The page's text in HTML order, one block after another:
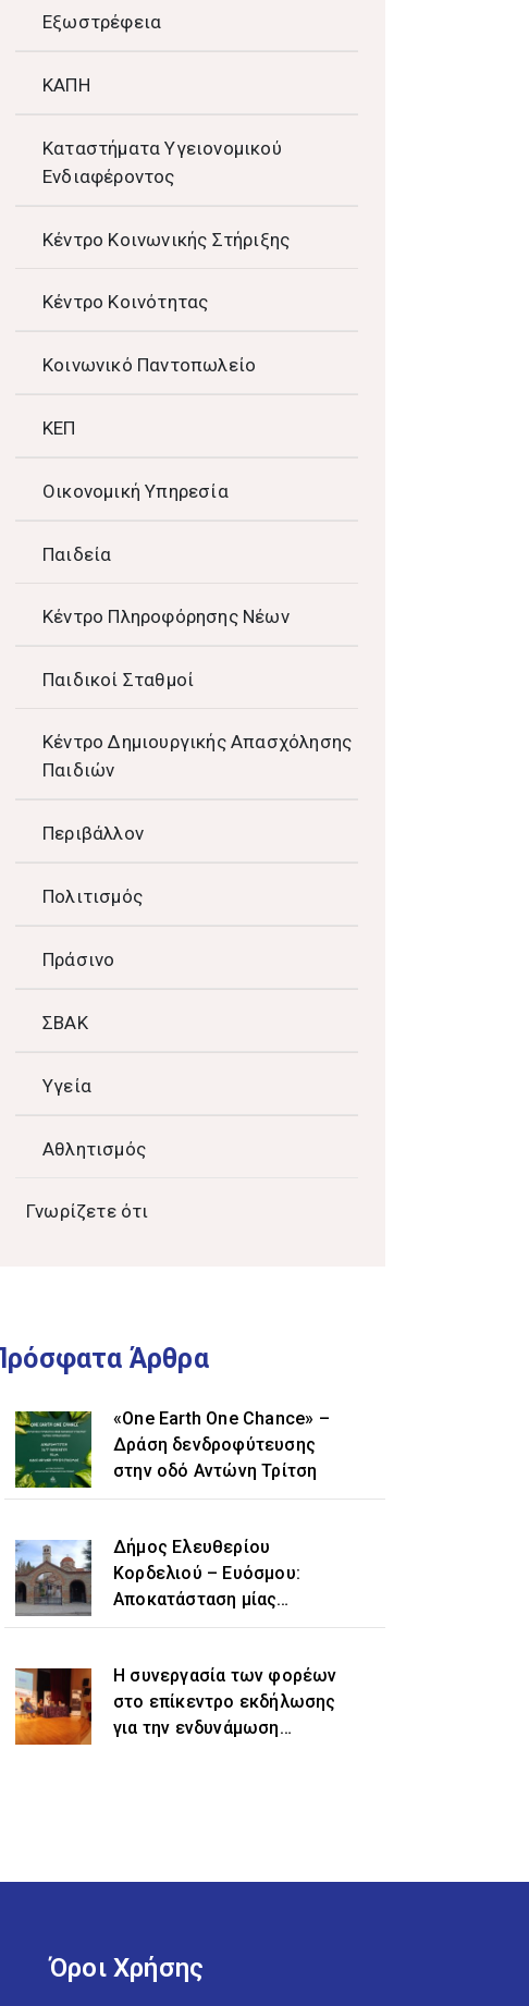
Εξωστρέφεια
ΚΑΠΗ
Καταστήματα Υγειονομικού
Ενδιαφέροντος
Κέντρο Κοινωνικής Στήριξης
Κέντρο Κοινότητας
Κοινωνικό Παντοπωλείο
ΚΕΠ
Οικονομική Υπηρεσία
Παιδεία
Κέντρο Πληροφόρησης Νέων
Παιδικοί Σταθμοί
Κέντρο Δημιουργικής Απασχόλησης
Παιδιών
Περιβάλλον
Πολιτισμός
Πράσινο
ΣΒΑΚ
Υγεία
Αθλητισμός
Γνωρίζετε ότι
Άρθρα
«One Earth One Chance» –
Δράση δενδροφύτευσης
στην οδό Αντώνη Τρίτση
Δήμος Ελευθερίου
Κορδελιού – Ευόσμου:
Αποκατάσταση μίας
ιστορικής αδικίας η
«Ελευθέριο» στην
ονομασία του δήμου
Η συνεργασία των φορέων
στο επίκεντρο εκδήλωσης
για την ενδυνάμωση
Όροι Χρήσης